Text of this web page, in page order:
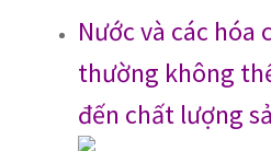
Nước và các hóa
thường không
đến chất lượng